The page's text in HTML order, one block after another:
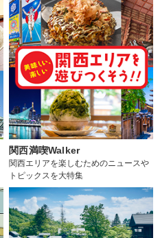
関西満喫Walker
関西エリアを楽しむためのニュースや
トピックスを大特集